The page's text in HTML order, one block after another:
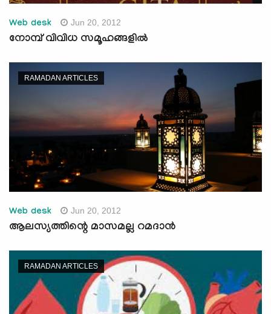
Web desk Jun 20, 2012
നോമ്പ് വിവിധ സമൂഹങ്ങളില്‍
RAMADAN ARTICLES
Web desk Jun 20, 2012
ആലസ്യത്തിന്റെ മാസമല്ല റമദാൻ
RAMADAN ARTICLES